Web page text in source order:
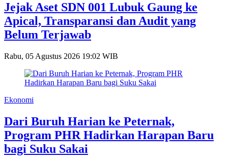
Jejak Aset SDN 001 Lubuk Gaung ke
Apical, Transparansi dan Audit yang
Belum Terjawab
Rabu, 05 Agustus 2026 19:02 WIB
Ekonomi
Dari Buruh Harian ke Peternak,
Program PHR Hadirkan Harapan Baru
bagi Suku Sakai